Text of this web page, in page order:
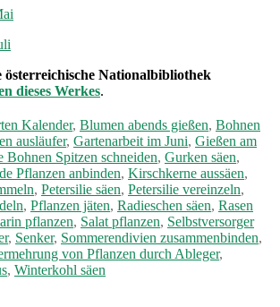
österreichische Nationalbibliothek
dieses Werkes.
Kalender, Blumen abends gießen, Bohnen
ausläufer, Gartenarbeit im Juni, Gießen am
Bohnen Spitzen schneiden, Gurken säen,
Pflanzen anbinden, Kirschkerne aussäen,
, Petersilie säen, Petersilie vereinzeln,
, Pflanzen jäten, Radieschen säen, Rasen
pflanzen, Salat pflanzen, Selbstversorger
, Senker, Sommerendivien zusammenbinden,
von Pflanzen durch Ableger,
, Winterkohl säen